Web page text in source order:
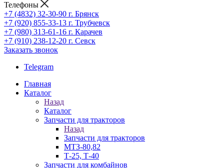
Телефоны
+7 (4832) 32-30-90 г. Брянск
+7 (920) 855-33-13 г. Трубчевск
+7 (980) 313-61-16 г. Карачев
+7 (910) 238-12-20 г. Севск
Заказать звонок
Telegram
Главная
Каталог
Назад
Каталог
Запчасти для тракторов
Назад
Запчасти для тракторов
МТЗ-80,82
Т-25, Т-40
Запчасти для комбайнов